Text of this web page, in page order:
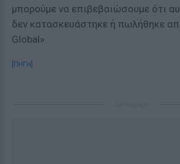
μπορούμε να επιβεβαιώσουμε ότι
δεν κατασκευάστηκε ή πωλήθηκε
Global».
[ΠΗΓΗ]